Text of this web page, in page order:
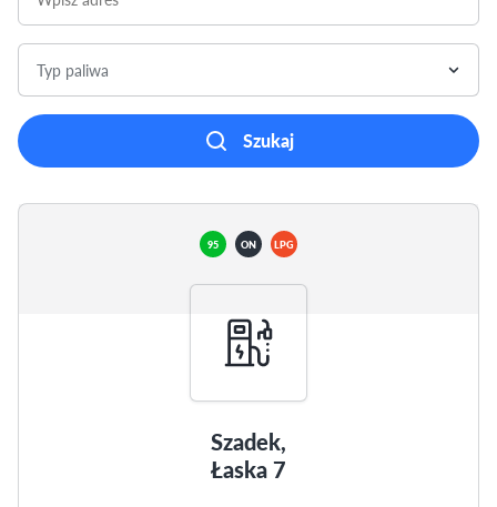
Typ paliwa
Szukaj
95 ON LPG
Szadek,
Łaska 7